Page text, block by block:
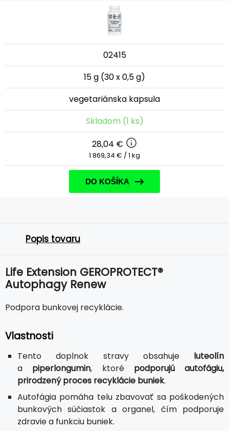
02415
15 g (30 x 0,5 g)
vegetariánska kapsula
Skladom (1 ks)
28,04 €
1 869,34 € / 1 kg
DO KOŠÍKA
Popis tovaru
Life Extension GEROPROTECT®
Autophagy Renew
Podpora bunkovej recyklácie.
Vlastnosti
Tento doplnok stravy obsahuje luteolín
a piperlongumin, ktoré podporujú autofágiu,
prirodzený proces recyklácie buniek.
Autofágia pomáha telu zbavovať sa poškodených
bunkových súčiastok a organel, čím podporuje
zdravie a funkciu buniek.